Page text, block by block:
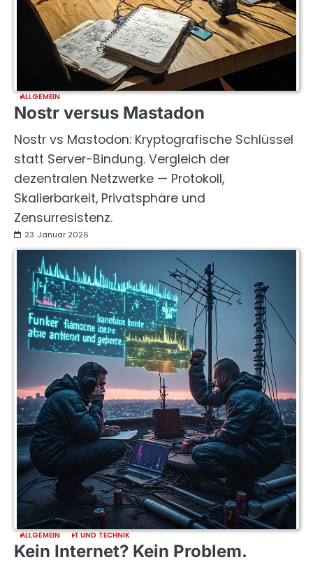
ALLGEMEIN
Nostr versus Mastadon
Nostr vs Mastodon: Kryptografische Schlüssel
statt Server-Bindung. Vergleich der
dezentralen Netzwerke — Protokoll,
Skalierbarkeit, Privatsphäre und
Zensurresistenz.
23. Januar 2026
ALLGEMEIN IT UND TECHNIK
Kein Internet? Kein Problem.